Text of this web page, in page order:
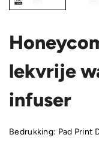
lekvrije
infuser
Bedrukking: Pad Print